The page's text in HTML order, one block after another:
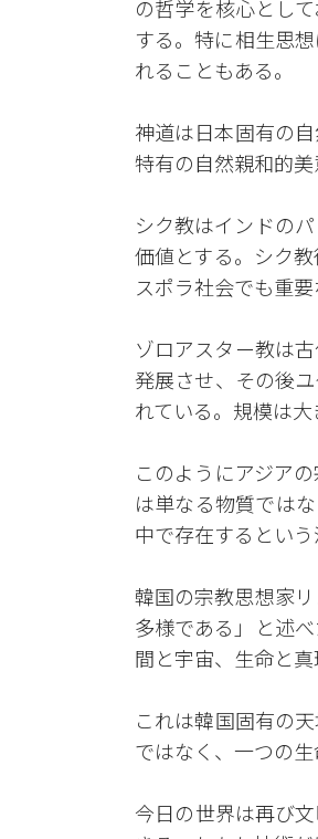
の哲学を核心とし
する。特に相生思
れることもある。
神道は日本固有の
特有の自然親和的
シク教はインドの
価値とする。シク
スポラ社会でも重要
ゾロアスター教は
発展させ、その後
れている。規模は
このようにアジア
は単なる物質では
中で存在するという
韓国の宗教思想家
多様である」と述
間と宇宙、生命と
これは韓国固有の
ではなく、一つの
今日の世界は再び